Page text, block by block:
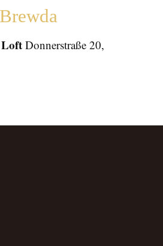
Donnerstraße 20,